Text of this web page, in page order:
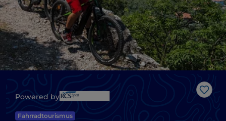
Like
Powered by
Fahrradtourismus